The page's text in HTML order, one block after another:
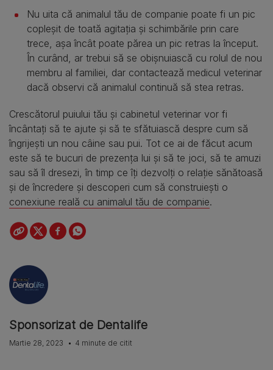
Nu uita că animalul tău de companie poate fi un pic
copleșit de toată agitația și schimbările prin care
trece, așa încât poate părea un pic retras la început.
În curând, ar trebui să se obișnuiască cu rolul de nou
membru al familiei, dar contactează medicul veterinar
dacă observi că animalul continuă să stea retras.
Crescătorul puiului tău și cabinetul veterinar vor fi
încântați să te ajute și să te sfătuiască despre cum să
îngrijești un nou câine sau pui. Tot ce ai de făcut acum
este să te bucuri de prezența lui și să te joci, să te amuzi
sau să îl dresezi, în timp ce îți dezvolți o relație sănătoasă
și de încredere și descoperi cum să construiești o
conexiune reală cu animalul tău de companie.
Sponsorizat de Dentalife
Martie 28, 2023 4 minute de citit